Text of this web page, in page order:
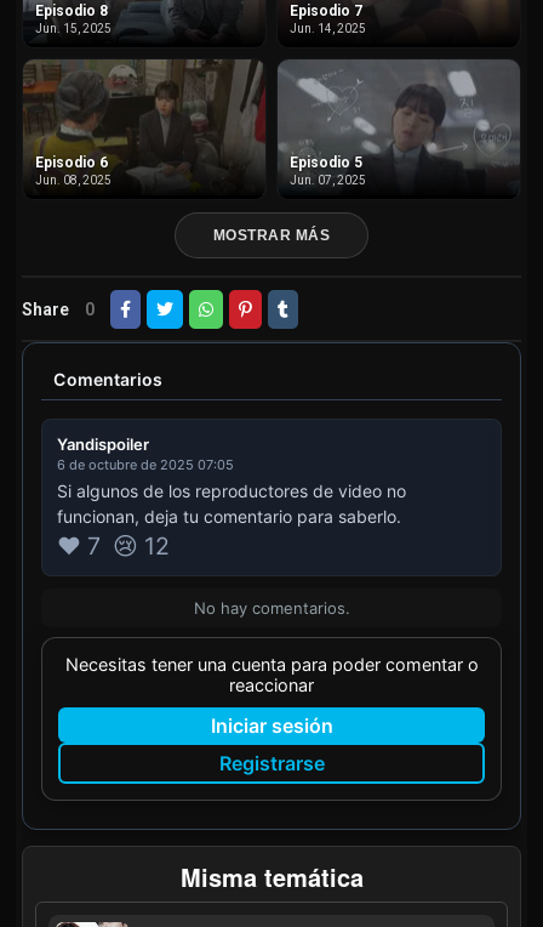
Episodio 8
Jun. 15, 2025
Episodio 7
Jun. 14, 2025
Episodio 6
Jun. 08, 2025
Episodio 5
Jun. 07, 2025
MOSTRAR MÁS
Share 0
Comentarios
Yandispoiler
6 de octubre de 2025 07:05
Si algunos de los reproductores de video no
funcionan, deja tu comentario para saberlo.
❤️ 7 😢 12
No hay comentarios.
Necesitas tener una cuenta para poder comentar o
reaccionar
Iniciar sesión
Registrarse
Misma temática